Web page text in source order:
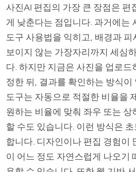
사진AI 편집의 가장 큰 장점은 편
게 낮춘다는 점입니다. 과거에는
도구 사용법을 익히고, 배경과
보이지 않는 가장자리까지 세심
다. 하지만 지금은 사진을 업로드
정한 뒤, 결과를 확인하는 방식이
도구는 자동으로 적절한 비율을
원하는 비율에 맞춰 좌우 또는
할 수도 있습니다. 이런 방식은
합니다. 디자인이나 편집 경험이
이 어느 정도 자연스럽게 나오기